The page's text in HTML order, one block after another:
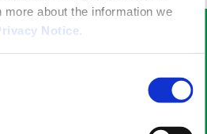
about the information we
Notice.
Sie unseren
um über die